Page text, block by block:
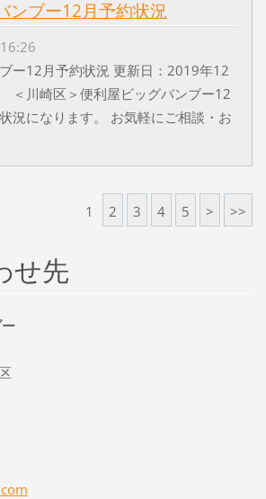
ンブー12月予約状況
ー12月予約状況 更新日：2019年12
＜川崎区＞便利屋ビッグバンブー12
況になります。 お気軽にご相談・お
1 2 3 4 5 > >>
せ先